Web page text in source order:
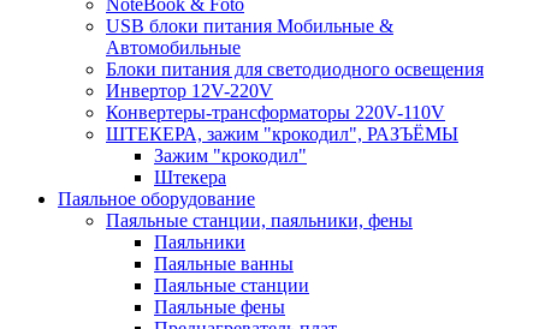
NoteBook & Foto
USB блоки питания Мобильные &
Автомобильные
Блоки питания для светодиодного освещения
Инвертор 12V-220V
Конвертеры-трансформаторы 220V-110V
ШТЕКЕРА, зажим "крокодил", РАЗЪЁМЫ
Зажим "крокодил"
Штекера
Паяльное оборудование
Паяльные станции, паяльники, фены
Паяльники
Паяльные ванны
Паяльные станции
Паяльные фены